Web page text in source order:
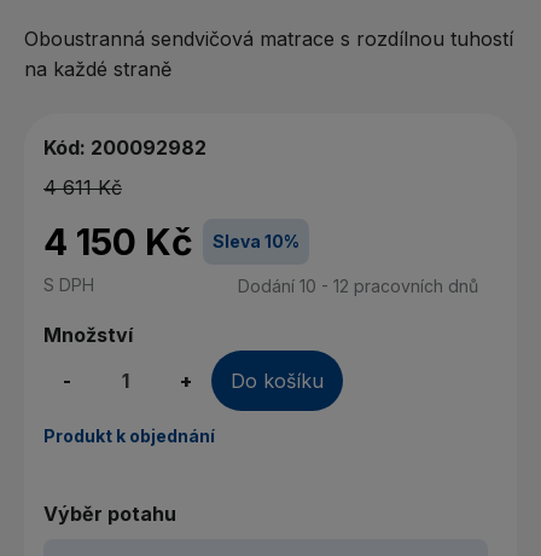
Oboustranná sendvičová matrace s rozdílnou tuhostí
na každé straně
Kód: 200092982
4 611 Kč
4 150 Kč Sleva 10%
S DPH Dodání 10 - 12 pracovních dnů
Množství
-
+ Do košíku
Produkt k objednání
Výběr potahu